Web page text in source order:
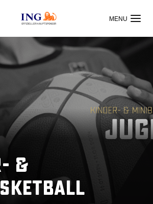
OFFIZIELLER HAUPTSPONSOR
&